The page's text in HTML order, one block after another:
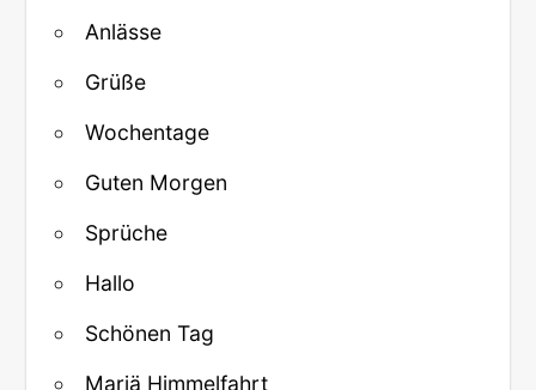
Anlässe
Grüße
Wochentage
Guten Morgen
Sprüche
Hallo
Schönen Tag
Mariä Himmelfahrt